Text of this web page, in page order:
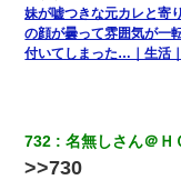
我が家のガレージに
ターリモコンあるだ
婚活パーティーでよく
てしても結婚て難し
妹が嘘つきな元カレと寄
の顔が曇って雰囲気が一
付いてしまった…｜生活
732 名無しさん＠Ｈ
>>730